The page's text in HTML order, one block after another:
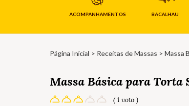
ACOMPANHAMENTOS BACALHAU
Página Inicial > Receitas de Massas > Massa
Massa Básica para Torta
( 1 voto )